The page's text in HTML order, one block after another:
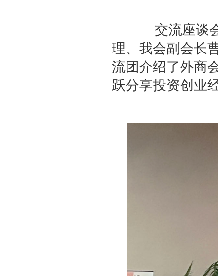
交流座谈会
理、我会副会长
流团介绍了外商
跃分享投资创业